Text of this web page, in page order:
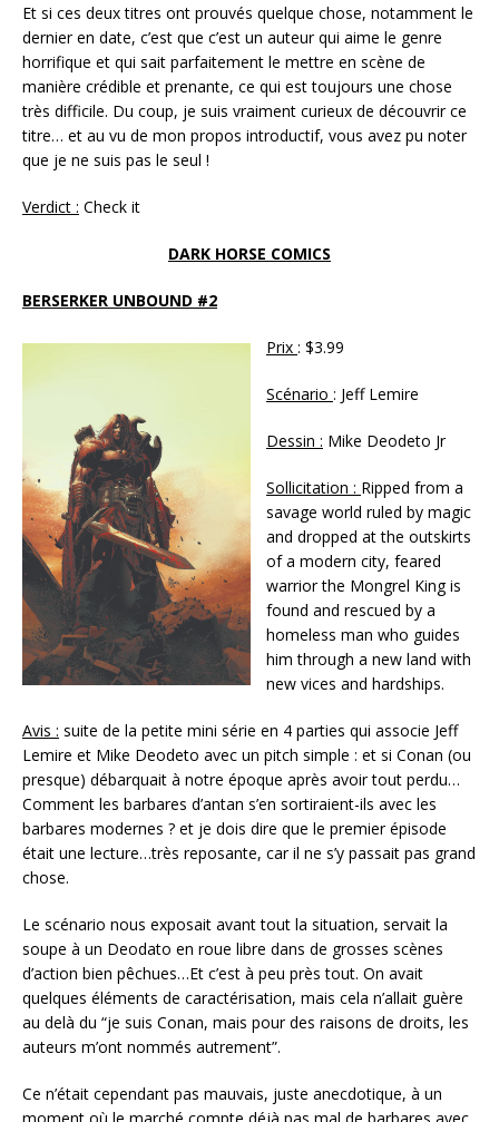
Et si ces deux titres ont prouvés quelque chose, notamment le
dernier en date, c’est que c’est un auteur qui aime le genre
horrifique et qui sait parfaitement le mettre en scène de
manière crédible et prenante, ce qui est toujours une chose
très difficile. Du coup, je suis vraiment curieux de découvrir ce
titre… et au vu de mon propos introductif, vous avez pu noter
que je ne suis pas le seul !
Verdict : Check it
DARK HORSE COMICS
BERSERKER UNBOUND #2
Prix : $3.99
Scénario : Jeff Lemire
Dessin : Mike Deodeto Jr
Sollicitation : Ripped from a
savage world ruled by magic
and dropped at the outskirts
of a modern city, feared
warrior the Mongrel King is
found and rescued by a
homeless man who guides
him through a new land with
new vices and hardships.
Avis : suite de la petite mini série en 4 parties qui associe Jeff
Lemire et Mike Deodeto avec un pitch simple : et si Conan (ou
presque) débarquait à notre époque après avoir tout perdu…
Comment les barbares d’antan s’en sortiraient-ils avec les
barbares modernes ? et je dois dire que le premier épisode
était une lecture…très reposante, car il ne s’y passait pas grand
chose.
Le scénario nous exposait avant tout la situation, servait la
soupe à un Deodato en roue libre dans de grosses scènes
d’action bien pêchues…Et c’est à peu près tout. On avait
quelques éléments de caractérisation, mais cela n’allait guère
au delà du “je suis Conan, mais pour des raisons de droits, les
auteurs m’ont nommés autrement”.
Ce n’était cependant pas mauvais, juste anecdotique, à un
moment où le marché compte déjà pas mal de barbares avec